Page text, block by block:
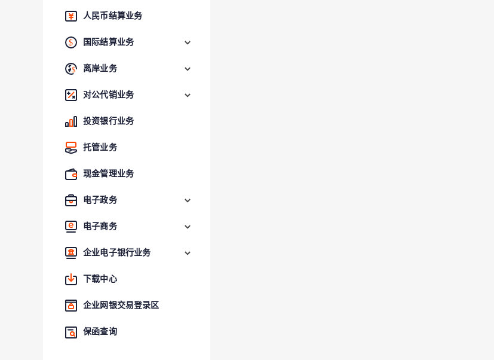
人民币结算业务
国际结算业务
离岸业务
对公代销业务
投资银行业务
托管业务
现金管理业务
电子政务
电子商务
企业电子银行业务
下载中心
企业网银交易登录区
保函查询